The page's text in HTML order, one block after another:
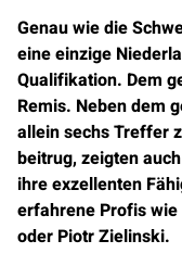
Genau wie die
eine einzige
Qualifikation. Dem
Remis. Neben dem
allein sechs Treffer
beitrug, zeigten
ihre exzellenten
erfahrene Profis
oder Piotr Zielinski.